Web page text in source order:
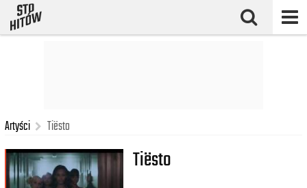
Artyści Tiësto
Tiësto